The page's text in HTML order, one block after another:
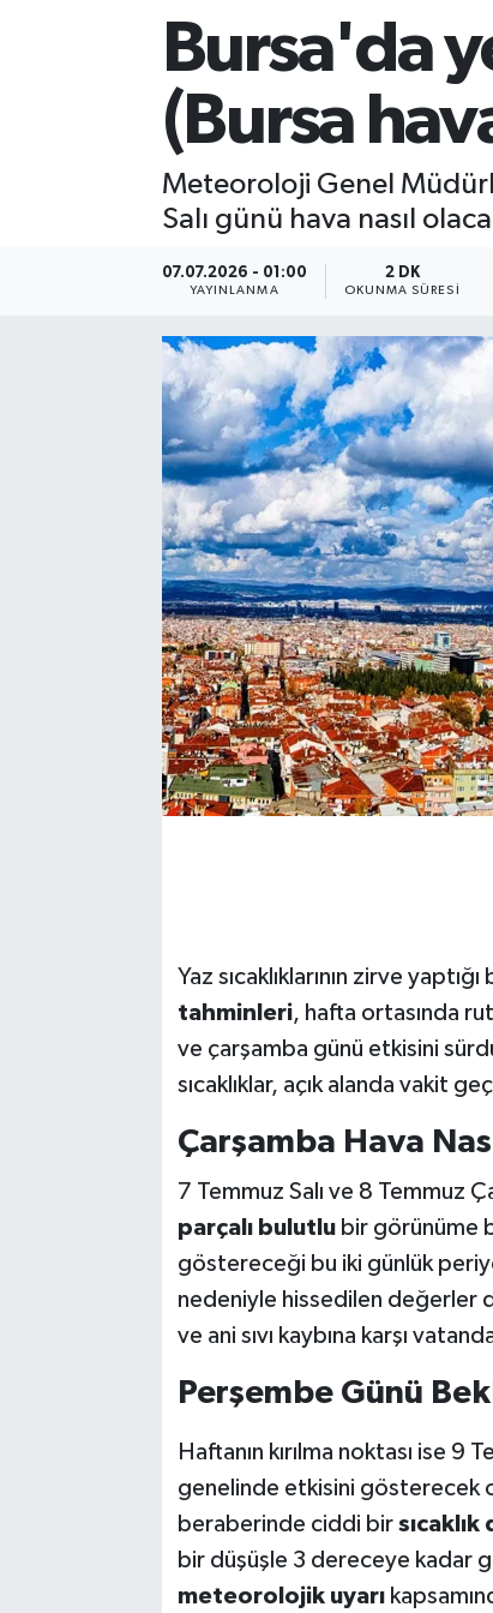
Bursa'da
(Bursa
Meteoroloji Genel
Salı günü hava nasıl
07.07.2026 - 01:00
YAYINLANMA
2 DK
OKUNMA SÜRESI
Yaz sıcaklıklarının zirve
tahminleri, hafta ortasında
ve çarşamba günü etkisini
sıcaklıklar, açık alanda vakit
Çarşamba Hava
7 Temmuz Salı ve 8 Temmuz
parçalı bulutlubir görünüme
göstereceği bu iki günlük
nedeniyle hissedilen değerler
ve ani sıvı kaybına karşı
Perşembe Günü
Haftanın kırılma noktası ise
genelinde etkisini gösterecek
beraberinde ciddi bir sıcaklık
bir düşüşle 3 dereceye kadar
meteorolojik uyarı